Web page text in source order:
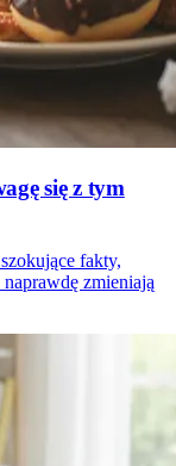
się z tym
fakty,
zmieniają